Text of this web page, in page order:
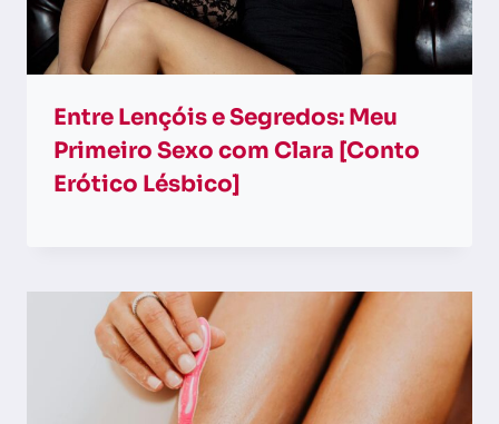
Entre Lençóis e Segredos: Meu
Primeiro Sexo com Clara [Conto
Erótico Lésbico]